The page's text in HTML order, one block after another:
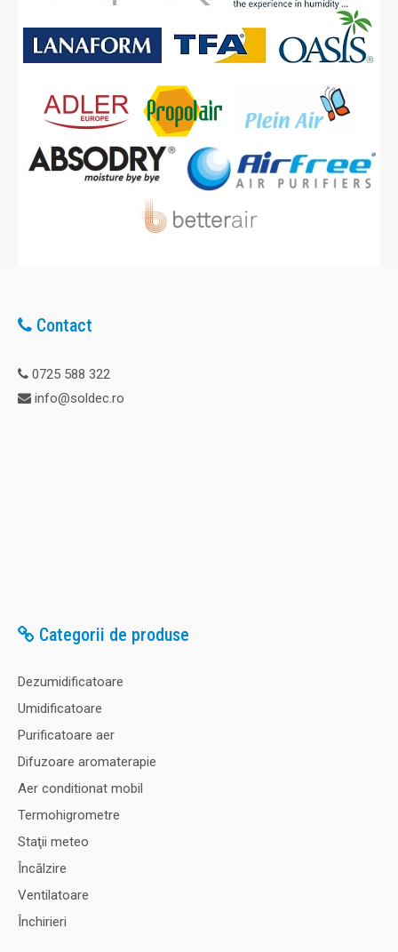
Aparat masura umiditate in elementele constructiei TFA
S30.5503
Cod: S30.5503 Descriere: Aparat de masura umiditate in
elementele constructiei. Masuratorile sunt de tip neinvaziv.
Aparat profesional masura umiditate pentru hartie/carton
Schaller RH5
Contact
0725 588 322
info@soldec.ro
Categorii de produse
Dezumidificatoare
Umidificatoare
Purificatoare aer
Difuzoare aromaterapie
Aer conditionat mobil
Termohigrometre
Staţii meteo
Încălzire
Ventilatoare
Închirieri